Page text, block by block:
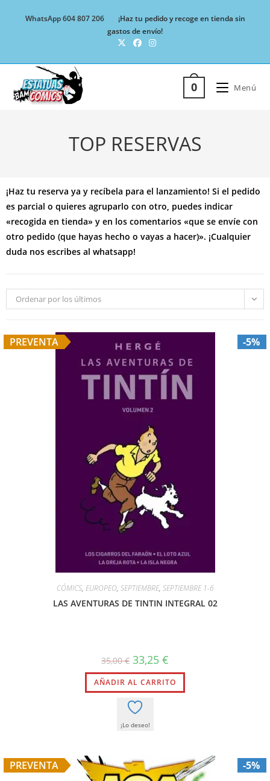
WhatsApp 604 807 206
¡Haz tu pedido y recoge en tienda sin
gastos de envío!
0 Menú
TOP RESERVAS
¡Haz tu reserva ya y recíbela para el lanzamiento! Si el pedido
es parcial o quieres agruparlo con otro, puedes indicar
«recogida en tienda» y en los comentarios «que se envíe con
otro pedido (que hayas hecho o vayas a hacer)». ¡Cualquier
duda nos escribes al whatsapp!
Ordenar por los últimos
PREVENTA -5%
CÓMICS, EUROPEO, SEPTIEMBRE, SEPTIEMBRE 1-6
LAS AVENTURAS DE TINTIN INTEGRAL 02
35,00€ 33,25 €
AÑADIR AL CARRITO
¡Lo deseo!
PREVENTA -5%